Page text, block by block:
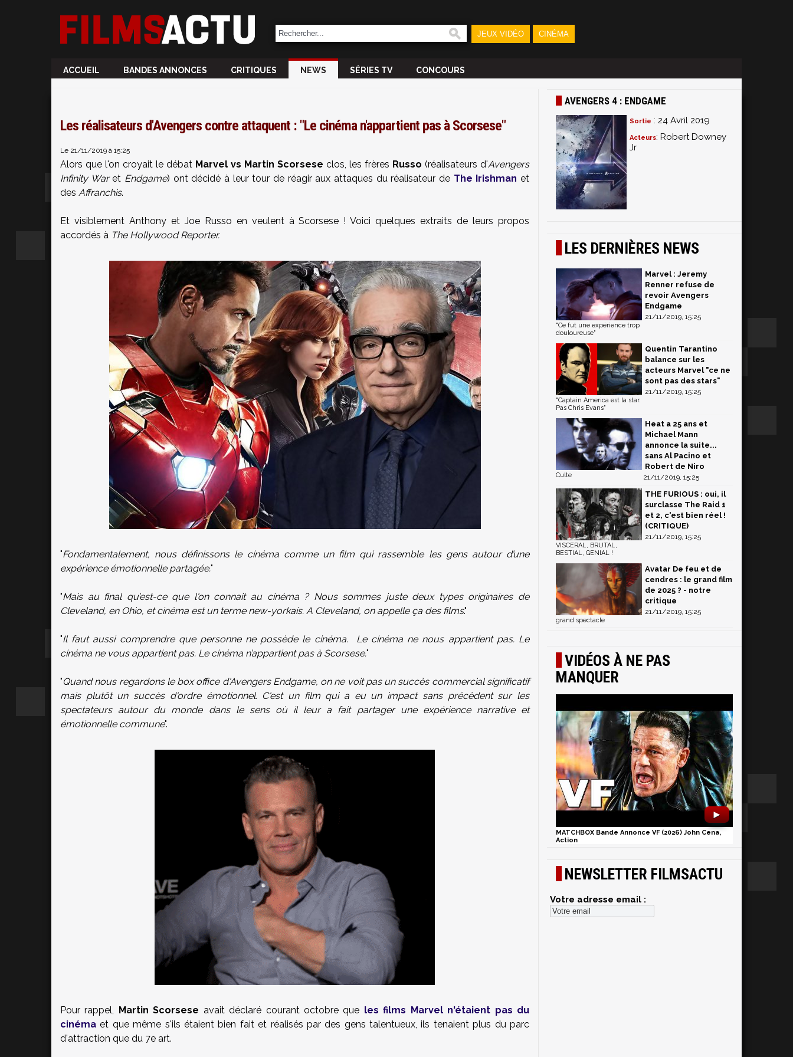
JEUX VIDÉO CINÉMA
ACCUEIL BANDES ANNONCES CRITIQUES NEWS SÉRIES TV CONCOURS
Les réalisateurs d'Avengers contre attaquent : "Le cinéma n'appartient pas à Scorsese"
Le 21/11/2019 à 15:25
Alors que l'on croyait le débat Marvel vs Martin Scorsese clos, les frères Russo (réalisateurs d'Avengers
Infinity Waret Endgame) ont décidé à leur tour de réagir aux attaques du réalisateur de The Irishmanet
des Affranchis.
Et visiblement Anthony et Joe Russo en veulent à Scorsese ! Voici quelques extraits de leurs propos
accordés à The Hollywood Reporter.
"Fondamentalement, nous définissons le cinéma comme un film qui rassemble les gens autour d’une
expérience émotionnelle partagée."
"Mais au final qu’est-ce que l'on connait au cinéma ? Nous sommes juste deux types originaires de
Cleveland, en Ohio, et cinéma est un terme new-yorkais. A Cleveland, on appelle ça des films."
"Il faut aussi comprendre que personne ne possède le cinéma. Le cinéma ne nous appartient pas. Le
cinéma ne vous appartient pas. Le cinéma n’appartient pas à Scorsese."
"Quand nous regardons le box office d'Avengers Endgame, on ne voit pas un succès commercial significatif
mais plutôt un succès d'ordre émotionnel. C'est un film qui a eu un impact sans précèdent sur les
spectateurs autour du monde dans le sens où il leur a fait partager une expérience narrative et
émotionnelle commune".
Pour rappel, Martin Scorsese avait déclaré courant octobre que les films Marvel n'étaient pas du
cinéma et que même s'ils étaient bien fait et réalisés par des gens talentueux, ils tenaient plus du parc
d'attraction que du 7e art.
AVENGERS 4 : ENDGAME
Sortie : 24 Avril 2019
Acteurs: Robert Downey
Jr
LES DERNIÈRES NEWS
Marvel : Jeremy
Renner refuse de
revoir Avengers
Endgame
21/11/2019, 15:25
"Ce fut une expérience trop
douloureuse"
Quentin Tarantino
balance sur les
acteurs Marvel "ce ne
sont pas des stars"
21/11/2019, 15:25
"Captain America est la star.
Pas Chris Evans"
Heat a 25 ans et
Michael Mann
annonce la suite...
sans Al Pacino et
Robert de Niro
21/11/2019, 15:25
Culte
THE FURIOUS : oui, il
surclasse The Raid 1
et 2, c'est bien réel !
(CRITIQUE)
21/11/2019, 15:25
VISCERAL, BRUTAL,
BESTIAL, GENIAL !
Avatar De feu et de
cendres : le grand film
de 2025 ? - notre
critique
21/11/2019, 15:25
grand spectacle
VIDÉOS À NE PAS
MANQUER
►
MATCHBOX Bande Annonce VF (2026) John Cena,
Action
NEWSLETTER FILMSACTU
Votre adresse email :